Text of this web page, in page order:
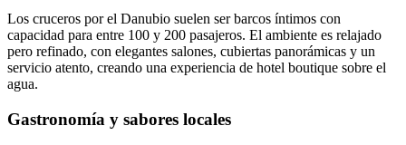
Los cruceros por el Danubio suelen ser barcos íntimos con
capacidad para entre 100 y 200 pasajeros. El ambiente es relajado
pero refinado, con elegantes salones, cubiertas panorámicas y un
servicio atento, creando una experiencia de hotel boutique sobre el
agua.
Gastronomía y sabores locales